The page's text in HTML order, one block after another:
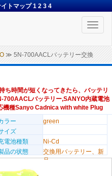
トマップ 1 2 3 4
Toggle
≫ 5N-700AACLバッテリー交換
ち時間が短くなってきたら、バッテリ
700AACLバッテリー,SANYO内蔵電池
機種Sanyo Cadnica with white Plug
ラー
green
イズ
電池種類
Ni-Cd
品の状態
交換用バッテリー、新
品